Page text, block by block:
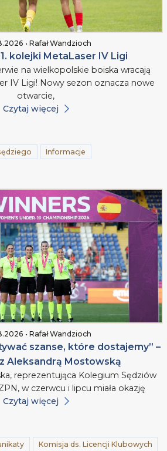
• Rafał Wandzioch
kolejki MetaLaser IV Ligi
na wielkopolskie boiska wracają
IV Ligi! Nowy sezon oznacza nowe
otwarcie,
Czytaj więcej
Informacje
• Rafał Wandzioch
szanse, które dostajemy” –
Aleksandrą Mostowską
reprezentująca Kolegium Sędziów
w czerwcu i lipcu miała okazję
Czytaj więcej
Komisja ds. Licencji Klubowych